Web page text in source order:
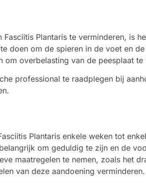
Plantaris te verminderen, is
doen om de spieren in de voet en
om overbelasting van de peesplaat
professional te raadplegen bij
Plantaris enkele weken tot
om geduldig te zijn en de
maatregelen te nemen, zoals het
van deze aandoening verminderen.